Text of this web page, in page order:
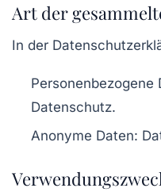
Art der
In der
Personenbezogene
Datenschutz.
Anonyme Daten: